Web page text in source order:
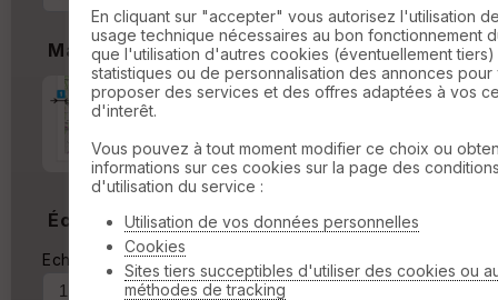
Marges
Marge d'impression cm
Marge autour de la trace
%
Échelle
Echelle actuelle : 1/44864
En cliquant sur "accepter" vous autorisez l'utilisation
usage technique nécessaires au bon fonctionnement
que l'utilisation d'autres cookies (éventuellement
statistiques ou de personnalisation des annonces pour
proposer des services et des offres adaptées à vos
d'interêt.
Vous pouvez à tout moment modifier ce choix ou
informations sur ces cookies sur la page des
d'utilisation du service :
Utilisation de vos données personnelles
Cookies
Sites tiers succeptibles d'utiliser des cookies ou
méthodes de tracking